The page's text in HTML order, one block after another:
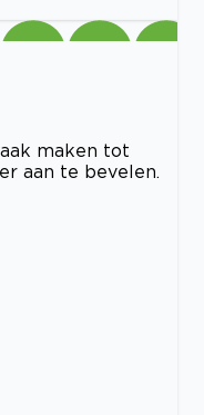
maken tot
aan te bevelen.